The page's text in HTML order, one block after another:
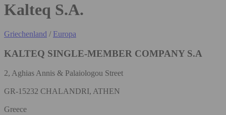
Kalteq S.A.
Griechenland / Europa
KALTEQ SINGLE-MEMBER COMPANY S.A
2, Aghias Annis & Palaiologou Street
GR-15232 CHALANDRI, ATHEN
Greece